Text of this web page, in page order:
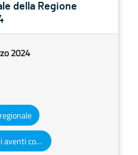
della Regione
2024
Determinazioni dirigenziali aventi contenuto di interesse generale